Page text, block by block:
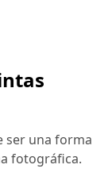
ser una forma
fotográfica.